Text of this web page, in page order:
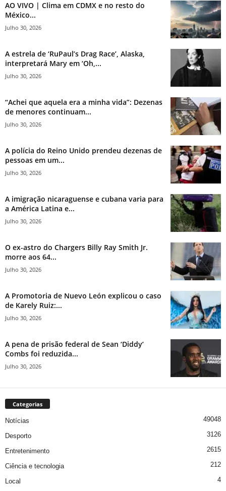
AO VIVO | Clima em CDMX e no resto do
México...
Julho 30, 2026
A estrela de ‘RuPaul’s Drag Race’, Alaska,
interpretará Mary em ‘Oh,...
Julho 30, 2026
“Achei que aquela era a minha vida”: Dezenas
de menores continuam...
Julho 30, 2026
A polícia do Reino Unido prendeu dezenas de
pessoas em um...
Julho 30, 2026
A imigração nicaraguense e cubana varia para
a América Latina e...
Julho 30, 2026
O ex-astro do Chargers Billy Ray Smith Jr.
morre aos 64...
Julho 30, 2026
A Promotoria de Nuevo León explicou o caso
de Karely Ruiz:...
Julho 30, 2026
A pena de prisão federal de Sean ‘Diddy’
Combs foi reduzida...
Julho 30, 2026
Categorias
Notícias 49048
Desporto 3126
Entretenimento 2615
Ciência e tecnologia 212
Local 4